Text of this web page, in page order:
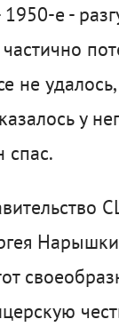
е -
не
у
спас.